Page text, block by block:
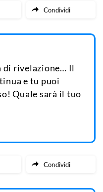
Condividi
di rivelazione… Il
e tu puoi
Quale sarà il tuo
Condividi